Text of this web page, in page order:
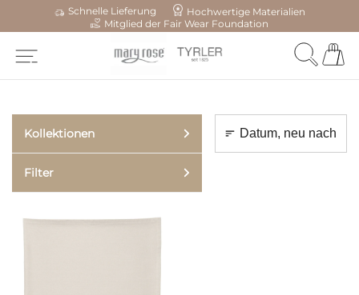
Schnelle Lieferung
Hochwertige Materialien
Mitglied der Fair Wear Foundation
Kollektionen
Filter